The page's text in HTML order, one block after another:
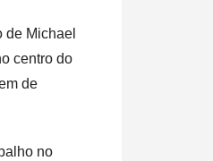
Michael
centro do
de
no